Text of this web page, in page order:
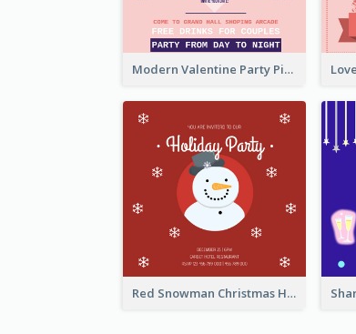
Modern Valentine Party Pink Invitation Design Templates
Red Snowman Christmas Holiday Party Invitation